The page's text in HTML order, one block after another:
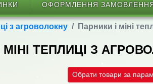
ОФОРМЛЕННЯ
з агроволокну Парники і міні
МІНІ ТЕПЛИЦІ З
Обрати товари за